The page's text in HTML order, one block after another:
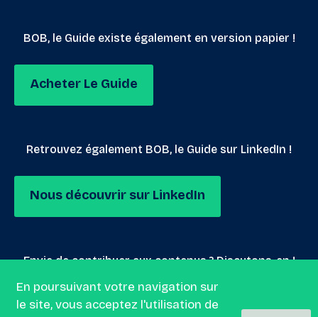
BOB, le Guide existe également en version papier !
Acheter Le Guide
Retrouvez également BOB, le Guide sur LinkedIn !
Nous découvrir sur LinkedIn
Envie de contribuer aux contenus ? Discutons-en !
Nous envoyer un mail
En poursuivant votre navigation sur
le site, vous acceptez l'utilisation de